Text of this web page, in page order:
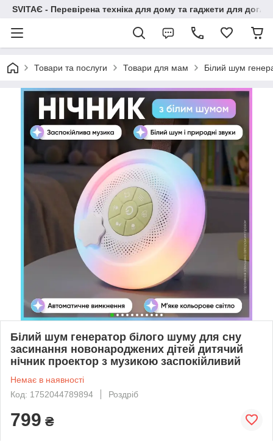
SVITAЄ - Перевірена техніка для дому та гаджети для
Товари та послуги Товари для мам Білий шум
Білий шум генератор білого шуму для сну
засинання новонароджених дітей дитячий
нічник проектор з музикою заспокійливий
Немає в наявності
Код: 1752044789894
Роздріб
799 ₴